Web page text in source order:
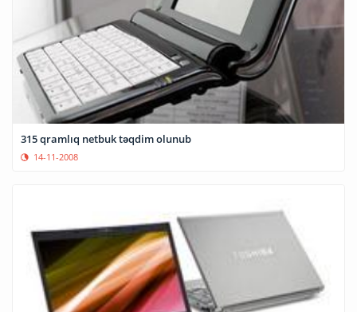
315 qramlıq netbuk təqdim olunub
14-11-2008